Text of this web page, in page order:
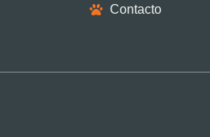
Contacto